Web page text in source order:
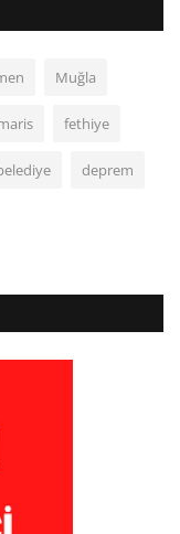
Muğla
fethiye
deprem